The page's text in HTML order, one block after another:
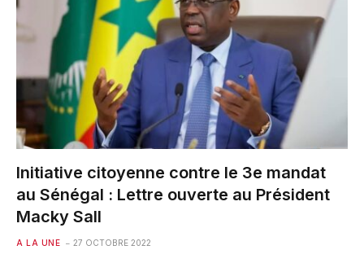
Initiative citoyenne contre le 3e mandat
au Sénégal : Lettre ouverte au Président
Macky Sall
A LA UNE 27 OCTOBRE 2022